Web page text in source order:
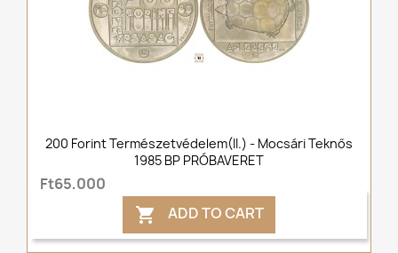
200 Forint Természetvédelem(II.) - Mocsári Teknős
1985 BP PRÓBAVERET
Ft65,000
 ADD TO CART